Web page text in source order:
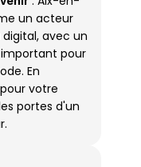
un acteur
avec un
pour
En
votre
portes d'un